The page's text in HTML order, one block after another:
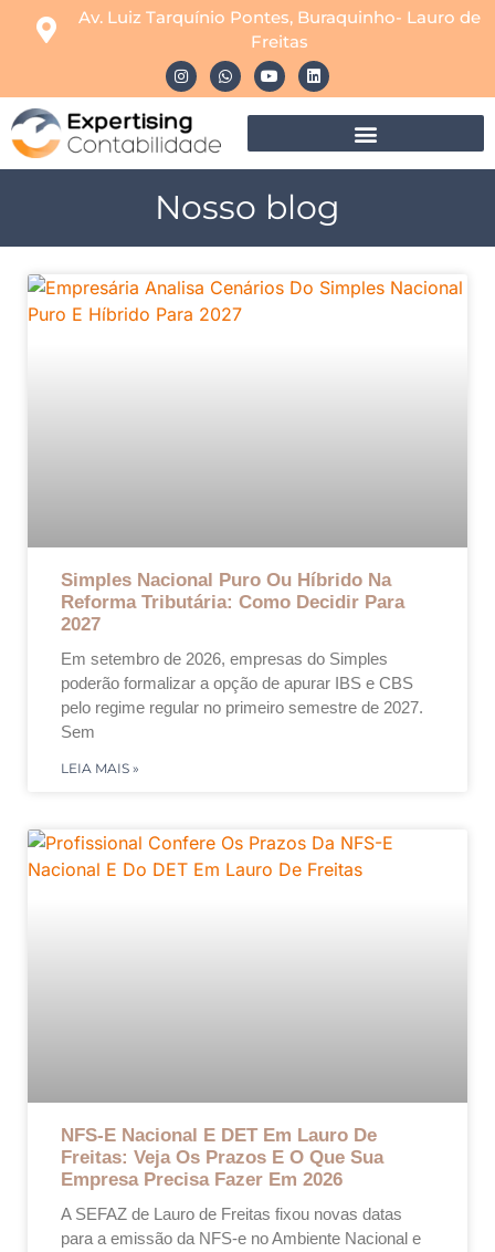
Av. Luiz Tarquínio Pontes, Buraquinho- Lauro de
Freitas
Nosso blog
Simples Nacional Puro Ou Híbrido Na
Reforma Tributária: Como Decidir Para
2027
Em setembro de 2026, empresas do Simples
poderão formalizar a opção de apurar IBS e CBS
pelo regime regular no primeiro semestre de 2027.
Sem
LEIA MAIS »
NFS-E Nacional E DET Em Lauro De
Freitas: Veja Os Prazos E O Que Sua
Empresa Precisa Fazer Em 2026
A SEFAZ de Lauro de Freitas fixou novas datas
para a emissão da NFS-e no Ambiente Nacional e